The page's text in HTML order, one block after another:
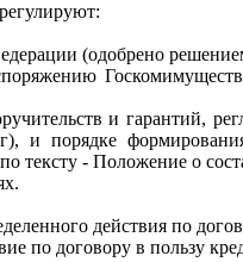
(одобрено
и гарантий,
и порядке
тексту - Положение о
действия по
по договору в пользу